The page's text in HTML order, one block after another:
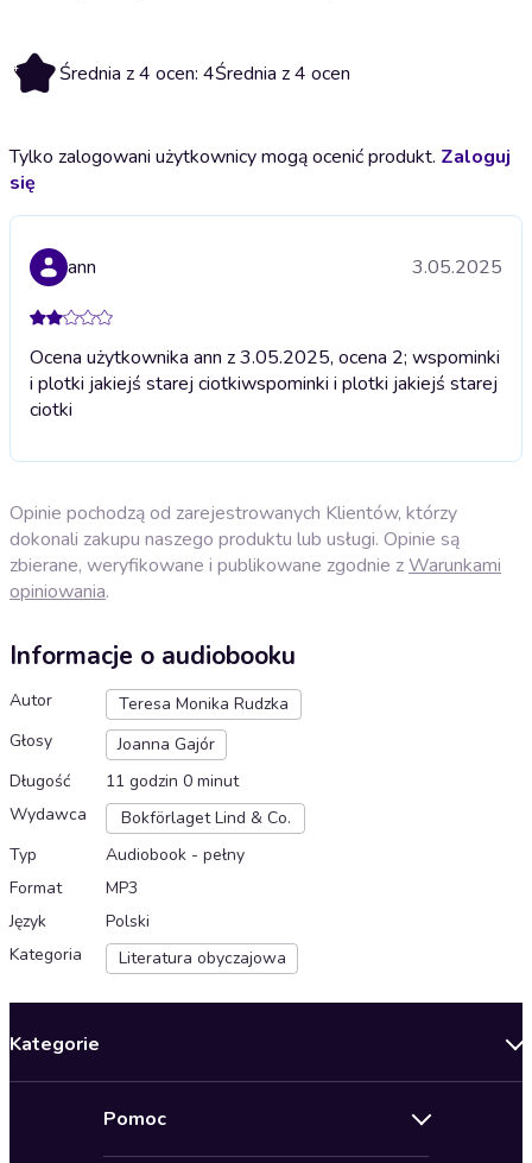
4 Średnia z 4 ocen: 4Średnia z 4 ocen
Tylko zalogowani użytkownicy mogą ocenić produkt. Zaloguj
się
ann 3.05.2025
Ocena użytkownika ann z 3.05.2025, ocena 2; wspominki
i plotki jakiejś starej ciotkiwspominki i plotki jakiejś starej
ciotki
Opinie pochodzą od zarejestrowanych Klientów, którzy
dokonali zakupu naszego produktu lub usługi. Opinie są
zbierane, weryfikowane i publikowane zgodnie zWarunkami
opiniowania.
Informacje o audiobooku
Autor
Teresa Monika Rudzka
Głosy
Joanna Gajór
Długość
11 godzin 0 minut
Wydawca
Bokförlaget Lind & Co.
Typ
Audiobook - pełny
Format
MP3
Język
Polski
Kategoria
Literatura obyczajowa
Kategorie
Pomoc